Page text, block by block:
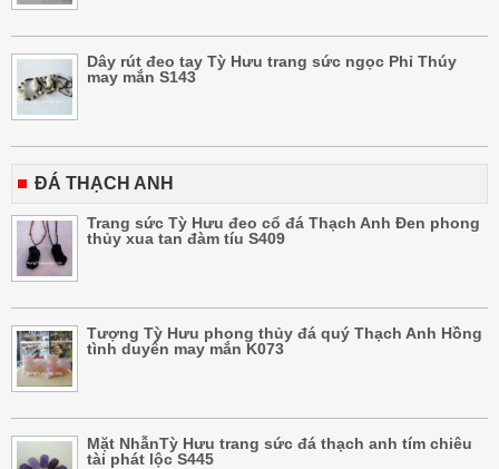
Dây rút đeo tay Tỳ Hưu trang sức ngọc Phỉ Thúy
may mắn S143
ĐÁ THẠCH ANH
Trang sức Tỳ Hưu đeo cổ đá Thạch Anh Đen phong
thủy xua tan đàm tíu S409
Tượng Tỳ Hưu phong thủy đá quý Thạch Anh Hồng
tình duyên may mắn K073
Mặt NhẫnTỳ Hưu trang sức đá thạch anh tím chiêu
tài phát lộc S445